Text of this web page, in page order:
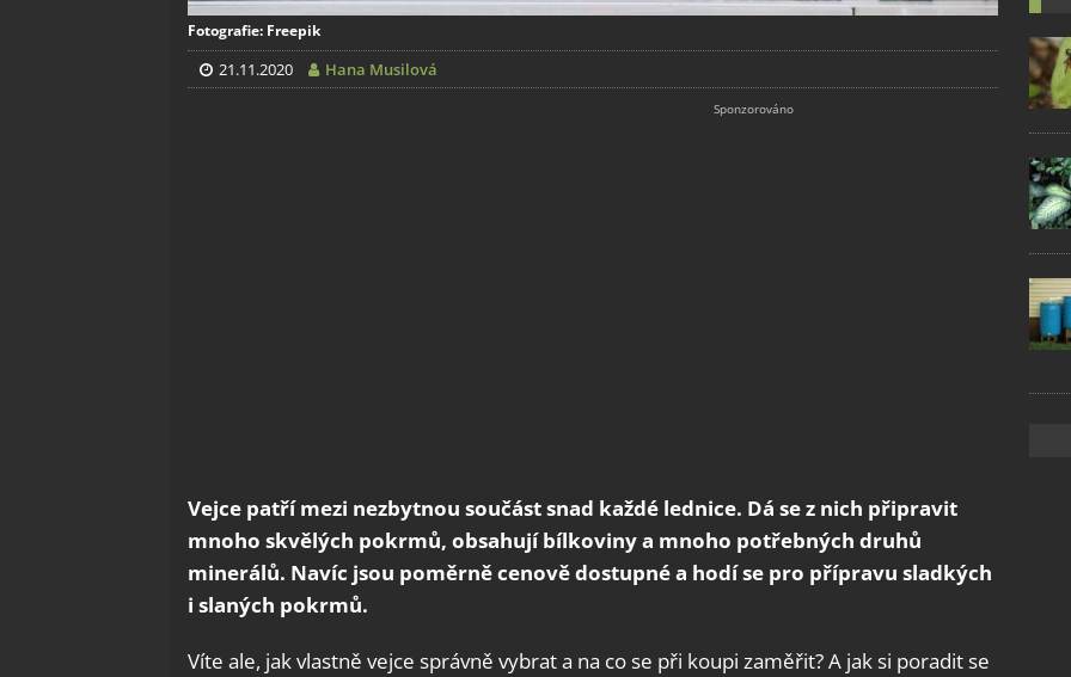
Fotografie: Freepik
21.11.2020 Hana Musilová
Vejce patří mezi nezbytnou součást snad každé lednice. Dá se z nich připravit
mnoho skvělých pokrmů, obsahují bílkoviny a mnoho potřebných druhů
minerálů. Navíc jsou poměrně cenově dostupné a hodí se pro přípravu sladkých
i slaných pokrmů.
Víte ale, jak vlastně vejce správně vybrat a na co se při koupi zaměřit? A jak si poradit se